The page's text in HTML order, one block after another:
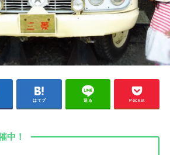
はてブ 送る Pocket
中！